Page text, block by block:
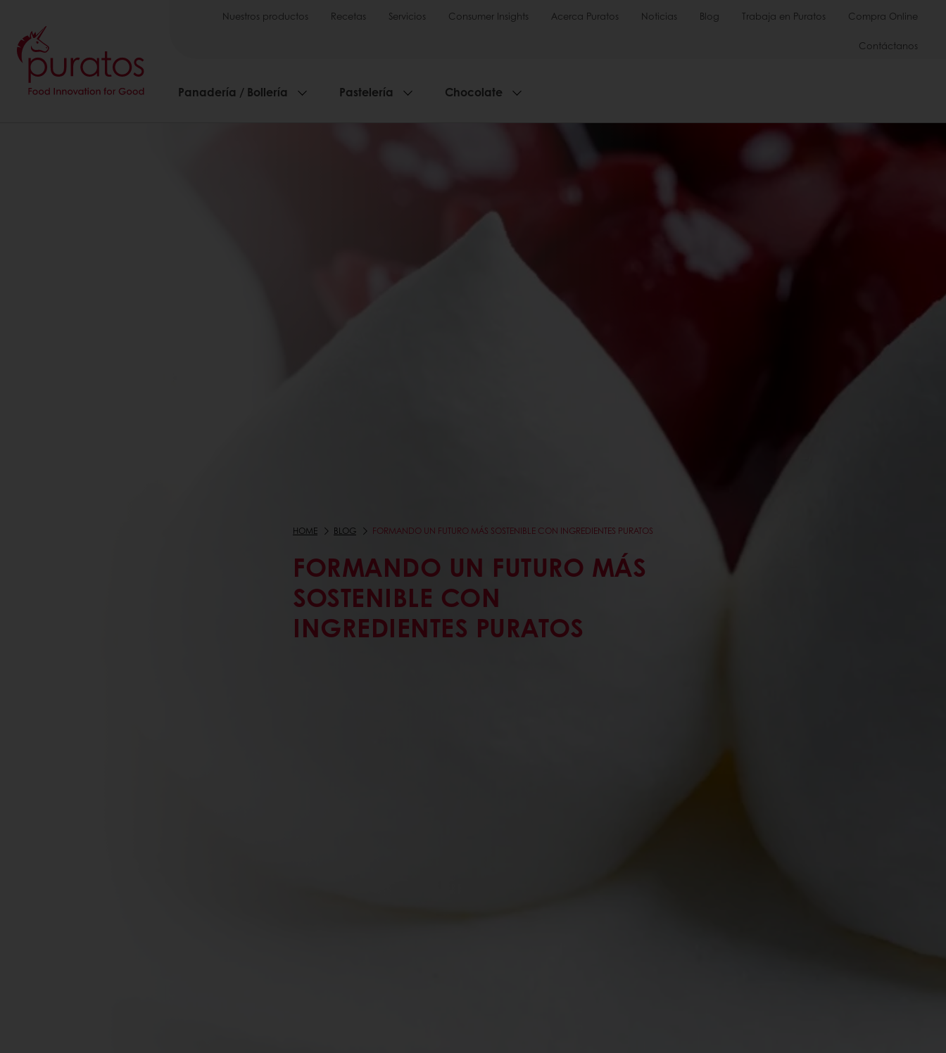
Nuestros productos Recetas Servicios Consumer Insights Acerca Puratos Noticias Blog Trabaja en Puratos Compra Online
Contáctanos
Panadería / Bollería Pastelería Chocolate
HOME BLOG FORMANDO UN FUTURO MÁS SOSTENIBLE CON INGREDIENTES PURATOS
FORMANDO UN FUTURO MÁS
SOSTENIBLE CON
INGREDIENTES PURATOS